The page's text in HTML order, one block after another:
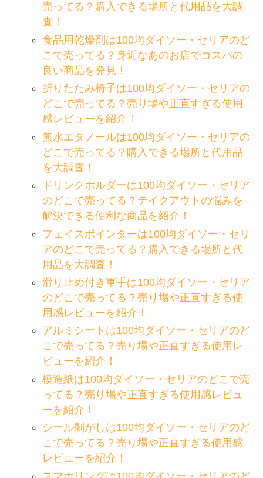
売ってる？購入できる場所と代用品を大調
査！
食品用乾燥剤は100均ダイソー・セリアのど
こで売ってる？身近なあのお店でコスパの
良い商品を発見！
折りたたみ椅子は100均ダイソー・セリアの
どこで売ってる？売り場や正直すぎる使用
感レビューを紹介！
無水エタノールは100均ダイソー・セリアの
どこで売ってる？購入できる場所と代用品
を大調査！
ドリンクホルダーは100均ダイソー・セリア
のどこで売ってる？テイクアウトの悩みを
解決できる便利な商品を紹介！
フェイスポインターは100均ダイソー・セリ
アのどこで売ってる？購入できる場所と代
用品を大調査！
滑り止め付き軍手は100均ダイソー・セリア
のどこで売ってる？売り場や正直すぎる使
用感レビューを紹介！
アルミシートは100均ダイソー・セリアのど
こで売ってる？売り場や正直すぎる使用レ
ビューを紹介！
模造紙は100均ダイソー・セリアのどこで売
ってる？売り場や正直すぎる使用感レビュ
ーを紹介！
シール剝がしは100均ダイソー・セリアのど
こで売ってる？売り場や正直すぎる使用感
レビューを紹介！